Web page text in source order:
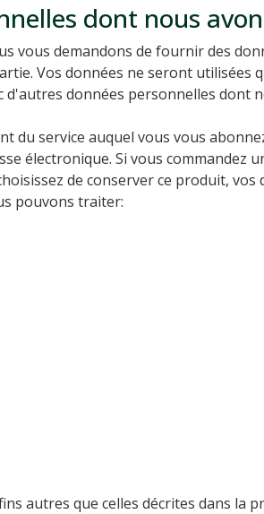
dont nous
vous demandons de fournir des
Vos données ne seront utilisées
d'autres données personnelles dont
du service auquel vous vous
électronique. Si vous
de conserver ce produit,
pouvons traiter:
autres que celles décrites dans la